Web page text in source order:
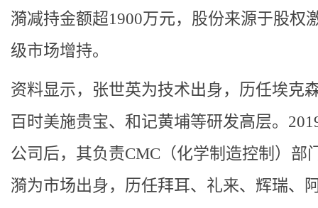
漪减持金额超1900万元，股份来源于股权
级市场增持。
资料显示，张世英为技术出身，历任埃克
百时美施贵宝、和记黄埔等研发高层。
公司后，其负责CMC（化学制造控制）部
漪为市场出身，历任拜耳、礼来、辉瑞、